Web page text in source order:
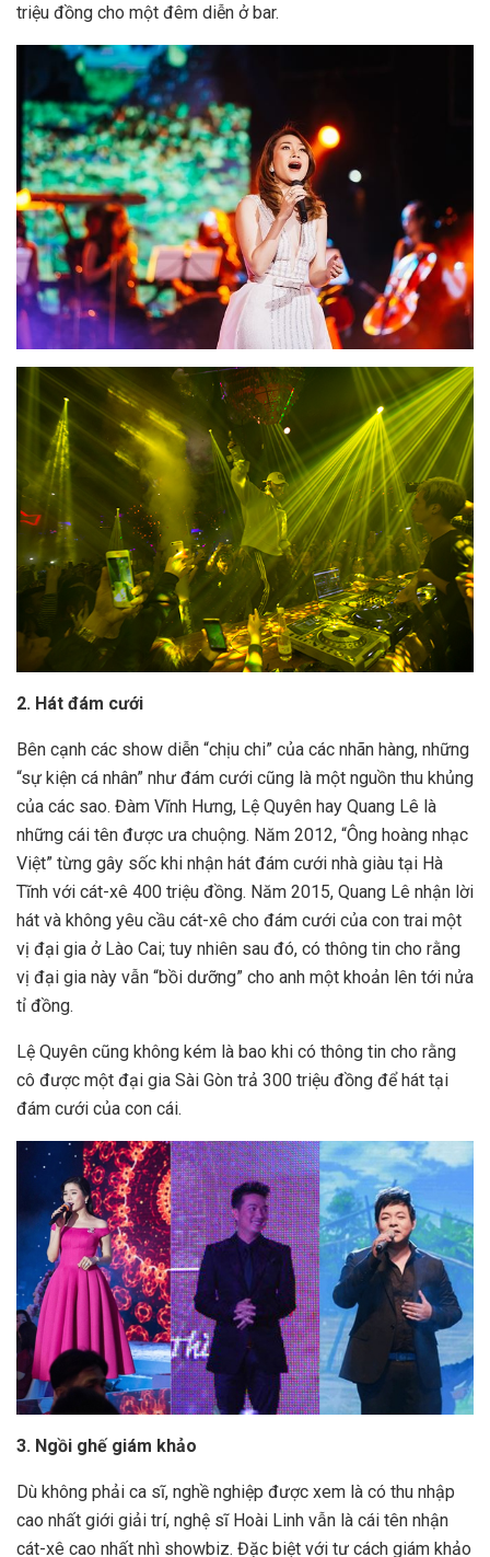
triệu đồng cho một đêm diễn ở bar.
2. Hát đám cưới
Bên cạnh các show diễn “chịu chi” của các nhãn hàng, những
“sự kiện cá nhân” như đám cưới cũng là một nguồn thu khủng
của các sao. Đàm Vĩnh Hưng, Lệ Quyên hay Quang Lê là
những cái tên được ưa chuộng. Năm 2012, “Ông hoàng nhạc
Việt” từng gây sốc khi nhận hát đám cưới nhà giàu tại Hà
Tĩnh với cát-xê 400 triệu đồng. Năm 2015, Quang Lê nhận lời
hát và không yêu cầu cát-xê cho đám cưới của con trai một
vị đại gia ở Lào Cai; tuy nhiên sau đó, có thông tin cho rằng
vị đại gia này vẫn “bồi dưỡng” cho anh một khoản lên tới nửa
tỉ đồng.
Lệ Quyên cũng không kém là bao khi có thông tin cho rằng
cô được một đại gia Sài Gòn trả 300 triệu đồng để hát tại
đám cưới của con cái.
3. Ngồi ghế giám khảo
Dù không phải ca sĩ, nghề nghiệp được xem là có thu nhập
cao nhất giới giải trí, nghệ sĩ Hoài Linh vẫn là cái tên nhận
cát-xê cao nhất nhì showbiz. Đặc biệt với tư cách giám khảo